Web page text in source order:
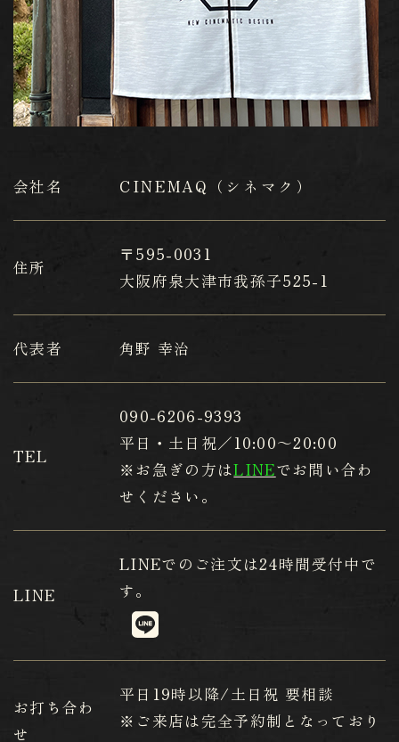
会社名 CINEMAQ（シネマク）
住所
〒595-0031
​​​​​​​大阪府泉大津市我孫子525-1
代表者 角野 幸治
TEL
090-6206-9393
平日・土日祝／10:00～20:00
※お急ぎの方はLINEでお問い合わ
せください。
LINE
LINEでのご注文は24時間受付中で
す。
お打ち合わ
せ
平日19時以降/土日祝 要相談
※ご来店は完全予約制となっており